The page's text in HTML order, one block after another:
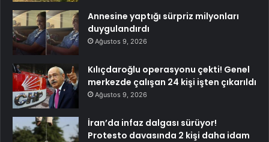
Annesine yaptığı sürpriz milyonları
duygulandırdı
Ağustos 9, 2026
Kılıçdaroğlu operasyonu çekti! Genel
merkezde çalışan 24 kişi işten çıkarıldı
Ağustos 9, 2026
İran’da infaz dalgası sürüyor!
Protesto davasında 2 kişi daha idam